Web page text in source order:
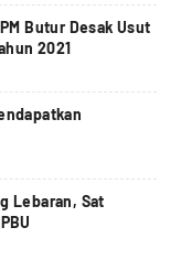
Butur Desak Usut
2021
Lebaran, Sat